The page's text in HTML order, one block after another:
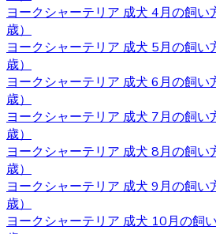
2020.10.9
ベベドールは近鉄河内松原駅の近く
います。お越しの際には駅まで送迎
見学スペースではかわいい子犬たち
ます。突然訪問していただいて見学
きないので、お越しの際にはあらか
ただくようよろしくお願いいたしま
気軽にお問い合わせください。
2020.10.2
ヨークシャーテリアは物覚えが早く
ヨークシャーテリア 成犬 4月の飼い
歳）
ヨークシャーテリア 成犬 5月の飼い
歳）
ヨークシャーテリア 成犬 6月の飼い
歳）
ヨークシャーテリア 成犬 7月の飼い
歳）
ヨークシャーテリア 成犬 8月の飼い
歳）
ヨークシャーテリア 成犬 9月の飼い
歳）
ヨークシャーテリア 成犬 10月の飼